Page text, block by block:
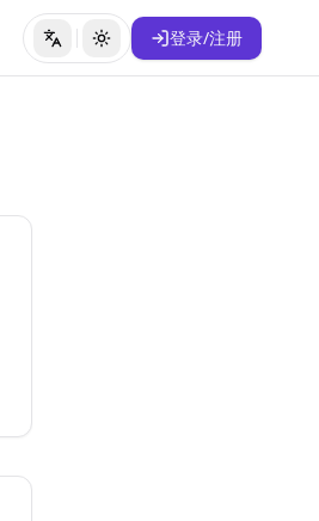
切换语言切换主题登录/注册